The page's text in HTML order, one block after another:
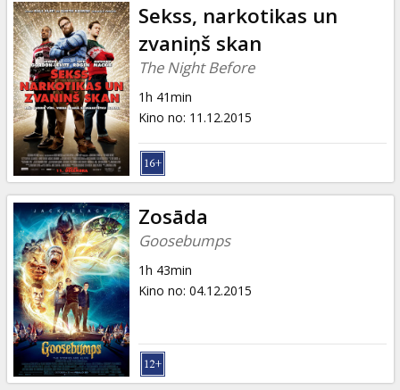
Sekss, narkotikas un
zvaniņš skan
The Night Before
1h 41min
Kino no: 11.12.2015
Zosāda
Goosebumps
1h 43min
Kino no: 04.12.2015